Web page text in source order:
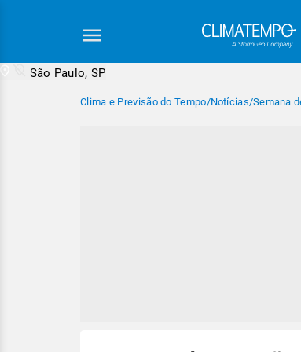
São Paulo, SP
Clima e Previsão do Tempo/Notícias/Semana